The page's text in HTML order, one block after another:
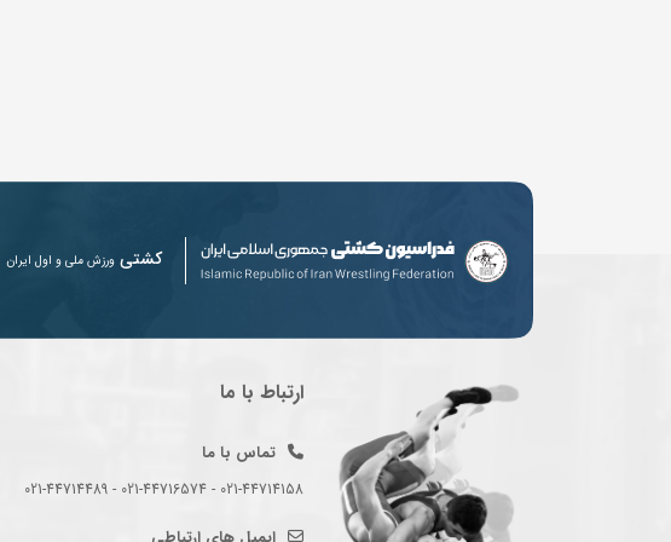
کشتی ورزش ملی و اول ایران
ارتباط با ما
تماس با ما
021-44714158 - 021-44716574 - 021-44714489